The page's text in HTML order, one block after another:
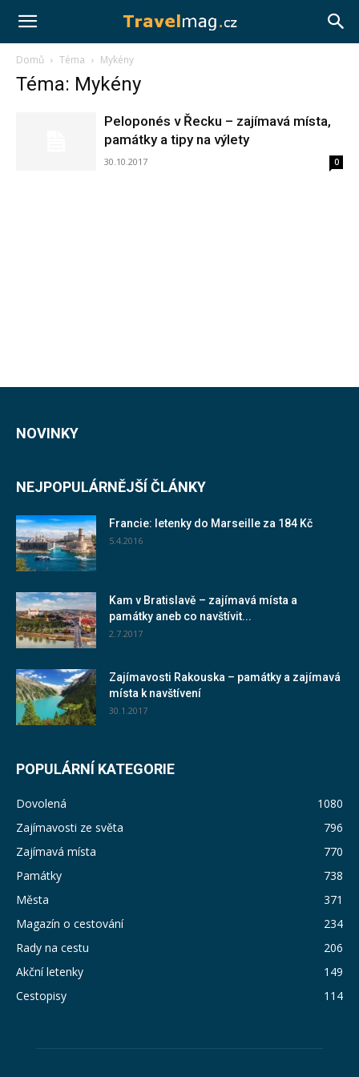
Travelmag.cz
Domů Téma Mykény
Téma: Mykény
Peloponés v Řecku – zajímavá místa,
památky a tipy na výlety
30.10.2017 0
NOVINKY
NEJPOPULÁRNĚJŠÍ ČLÁNKY
Francie: letenky do Marseille za 184 Kč
5.4.2016
Kam v Bratislavě – zajímavá místa a
památky aneb co navštívit...
2.7.2017
Zajímavosti Rakouska – památky a zajímavá
místa k navštívení
30.1.2017
POPULÁRNÍ KATEGORIE
Dovolená
1080
Zajímavosti ze světa
796
Zajímavá místa
770
Památky
738
Města
371
Magazín o cestování
234
Rady na cestu
206
Akční letenky
149
Cestopisy
114